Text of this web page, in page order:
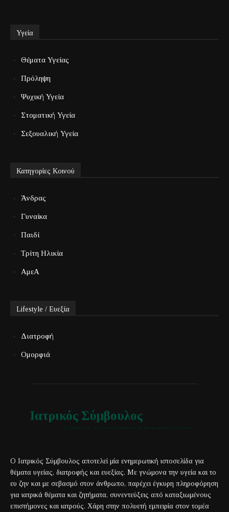
Υγεία
Θέματα Υγείας
Πρόληψη
Ψυχική Υγεία
Στοματική Υγεία
Σεξουαλική Υγεία
Κατηγορίες Κοινού
Άνδρας
Γυναίκα
Παιδί
Τρίτη Ηλικία
ΑμεΑ
Lifestyle / Ευεξία
Διατροφή
Ομορφιά
Ιατρικός Σύμβουλος
Ο Ιατρικός Σύμβουλος αποτελεί μία ενημερωτική ιστοσελίδα για
θέματα υγείας, διατροφής και ευεξίας. Με γνώμονα την υγεία και το
ευ ζην και με σεβασμό στον άνθρωπο, παρέχει έγκυρη πληροφόρηση
για ιατρικά θέματα και ζητήματα, συνεντεύξεις από καταξιωμένους
επιστήμονες και ιατρούς. Χάρη στην πολυετή εμπειρία στον τομέα